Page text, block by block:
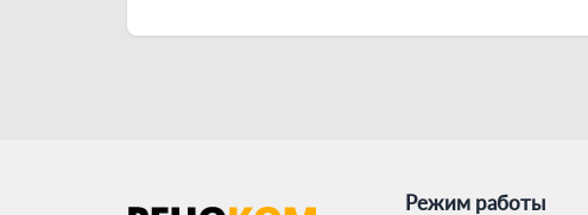
Режим работы